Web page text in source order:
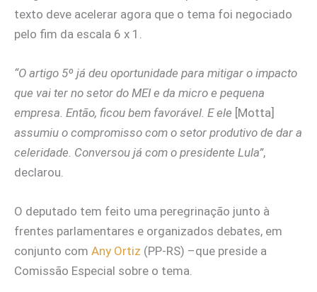
texto deve acelerar agora que o tema foi negociado
pelo fim da escala 6 x 1.
“O artigo 5º já deu oportunidade para mitigar o impacto
que vai ter no setor do MEI e da micro e pequena
empresa. Então, ficou bem favorável. E ele [Motta]
assumiu o compromisso com o setor produtivo de dar a
celeridade. Conversou já com o presidente Lula”,
declarou.
O deputado tem feito uma peregrinação junto à
frentes parlamentares e organizados debates, em
conjunto com Any Ortiz (PP-RS) –que preside a
Comissão Especial sobre o tema.